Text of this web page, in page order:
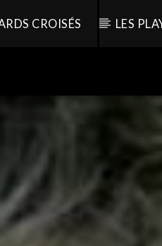
CROISÉS LES